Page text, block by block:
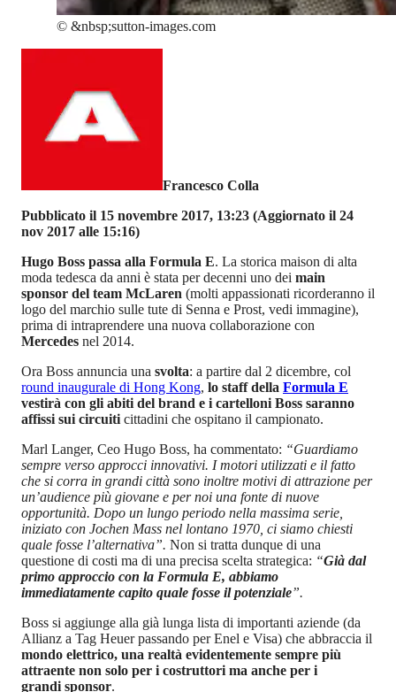
© &nbsp;sutton-images.com
Francesco Colla
Pubblicato il 15 novembre 2017, 13:23 (Aggiornato il 24
nov 2017 alle 15:16)
Hugo Boss passa alla Formula E. La storica maison di alta
moda tedesca da anni è stata per decenni uno dei main
sponsor del team McLaren (molti appassionati ricorderanno il
logo del marchio sulle tute di Senna e Prost, vedi immagine),
prima di intraprendere una nuova collaborazione con
Mercedes nel 2014.
Ora Boss annuncia una svolta: a partire dal 2 dicembre, col
round inaugurale di Hong Kong, lo staff della Formula E
vestirà con gli abiti del brand e i cartelloni Boss saranno
affissi sui circuiti cittadini che ospitano il campionato.
Marl Langer, Ceo Hugo Boss, ha commentato: “Guardiamo
sempre verso approcci innovativi. I motori utilizzati e il fatto
che si corra in grandi città sono inoltre motivi di attrazione per
un’audience più giovane e per noi una fonte di nuove
opportunità. Dopo un lungo periodo nella massima serie,
iniziato con Jochen Mass nel lontano 1970, ci siamo chiesti
quale fosse l’alternativa”. Non si tratta dunque di una
questione di costi ma di una precisa scelta strategica: “Già dal
primo approccio con la Formula E, abbiamo
immediatamente capito quale fosse il potenziale”.
Boss si aggiunge alla già lunga lista di importanti aziende (da
Allianz a Tag Heuer passando per Enel e Visa) che abbraccia il
mondo elettrico, una realtà evidentemente sempre più
attraente non solo per i costruttori ma anche per i
grandi sponsor.